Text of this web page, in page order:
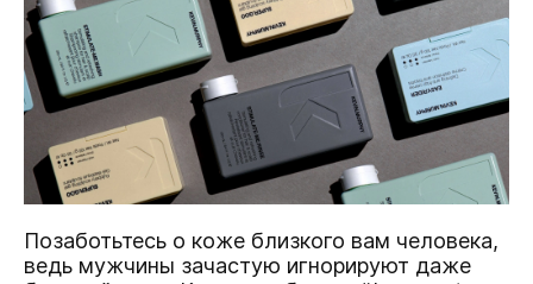
Позаботьтесь о коже близкого вам человека,
ведь мужчины зачастую игнорируют даже